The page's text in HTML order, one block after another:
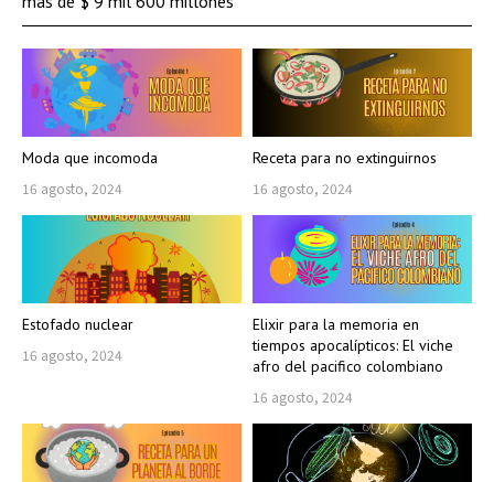
Moda que incomoda
16 agosto, 2024
Receta para no extinguirnos
16 agosto, 2024
Estofado nuclear
16 agosto, 2024
Elixir para la memoria en
tiempos apocalípticos: El viche
afro del pacifico colombiano
16 agosto, 2024